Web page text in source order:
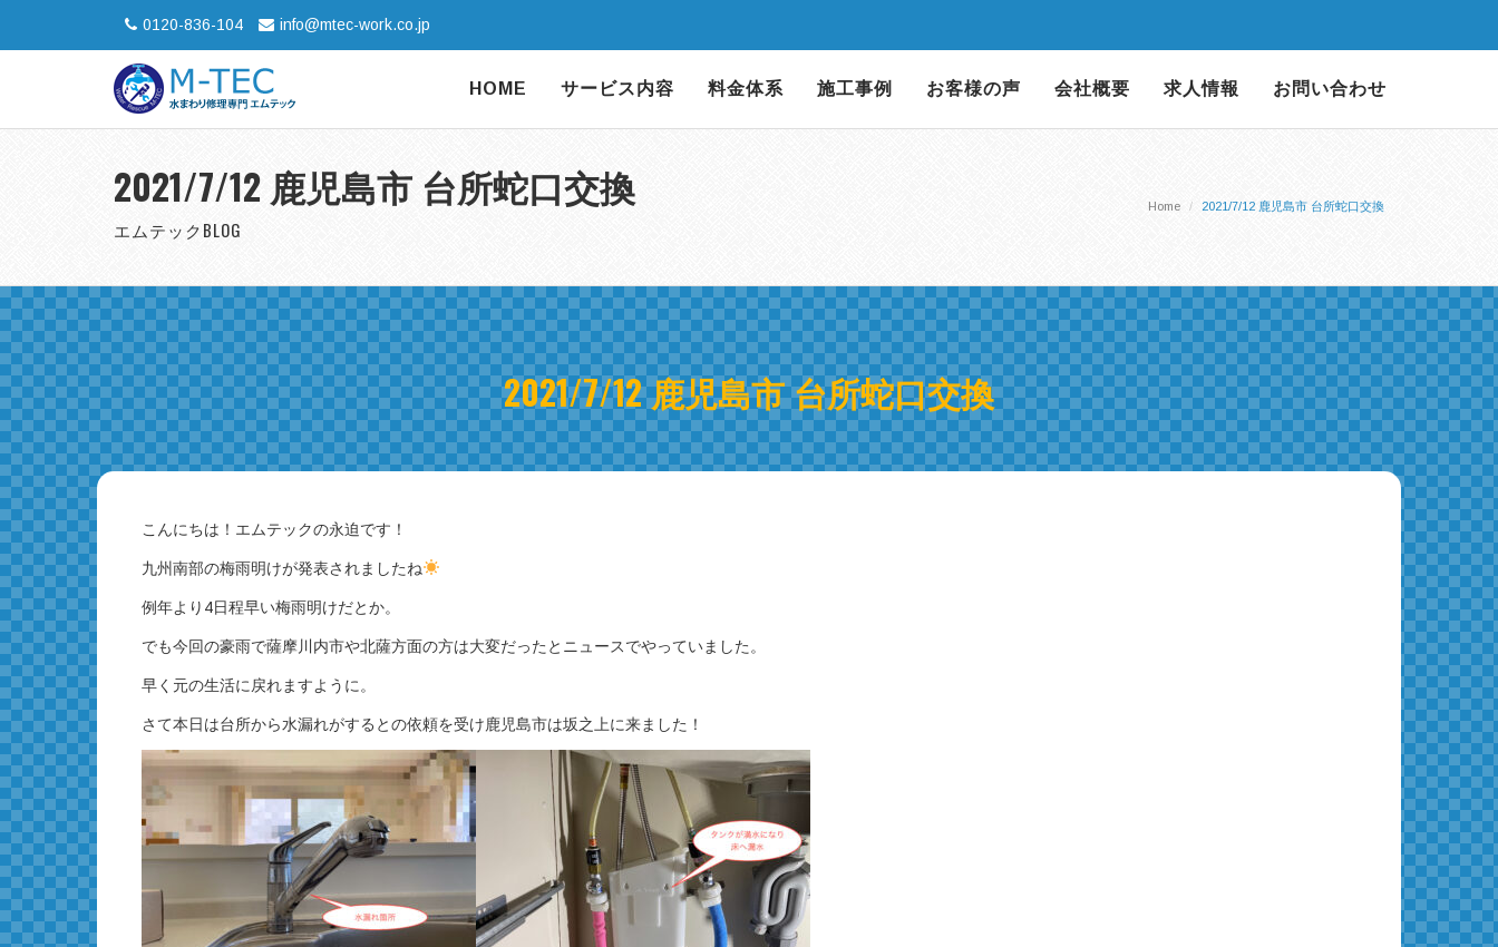
0120-836-104 info@mtec-work.co.jp
HOME サービス内容 料金体系 施工事例 お客様の声 会社概要 求人情報 お問い合わせ
2021/7/12 鹿児島市 台所蛇口交換
エムテックBLOG
Home 2021/7/12 鹿児島市 台所蛇口交換
2021/7/12 鹿児島市 台所蛇口交換
こんにちは！エムテックの永迫です！
九州南部の梅雨明けが発表されましたね
例年より4日程早い梅雨明けだとか。
でも今回の豪雨で薩摩川内市や北薩方面の方は大変だったとニュースでやっていました。
早く元の生活に戻れますように。
さて本日は台所から水漏れがするとの依頼を受け鹿児島市は坂之上に来ました！